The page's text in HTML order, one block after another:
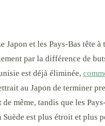
et les Pays-Bas tête à
par la différence de
est déjà éliminée,
au Japon de terminer
même, tandis que les
Suède est plus étroit et